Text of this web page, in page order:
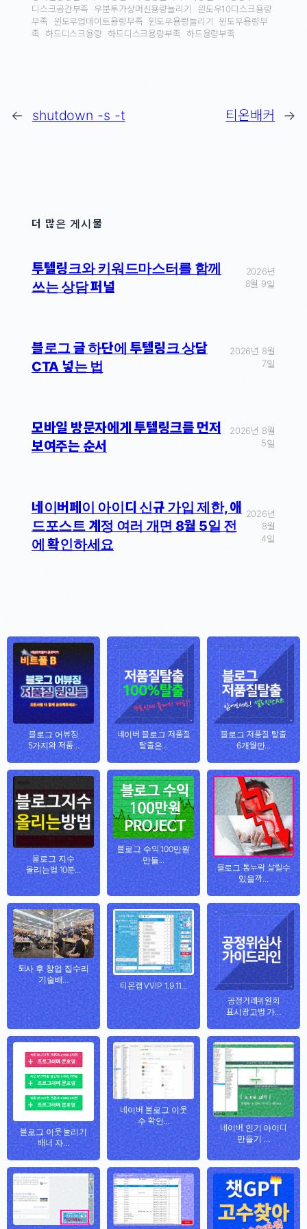
디스크공간부족
우분투가상머신용량늘리기
윈도우10디스크용량
부족
윈도우업데이트용량부족 윈도우용량늘리기
윈도우용량부
족
하드디스크용량 하드디스크용량부족 하드용량부족
← shutdown -s -t 티온배커 →
더 많은 게시물
투텔링크와 키워드마스터를 함께
쓰는 상담 퍼널
2026년
8월 9일
블로그 글 하단에 투텔링크 상담
CTA 넣는 법
2026년 8월
7일
모바일 방문자에게 투텔링크를 먼저
보여주는 순서
2026년 8월
5일
네이버페이 아이디 신규 가입 제한, 애
드포스트 계정 여러 개면 8월 5일 전
에 확인하세요
2026년
8월
4일
블로그 어뷰징
5가지와 저품...
네이버 블로그 저품질
탈출은...
블로그 저품질 탈출
6개월만...
블로그 지수
올리는법 10분...
블로그 수익 100만원
만들...
블로그 통누락 살릴수
있을까...
퇴사 후 창업 집수리
기술배...
티온캡 VVIP 1.9.11...
공정거래위원회
표시광고법 가...
블로그 이웃 늘리기
배너 자...
네이버 블로그 이웃
수 확인...
네이버 인기 아이디
만들기 ...